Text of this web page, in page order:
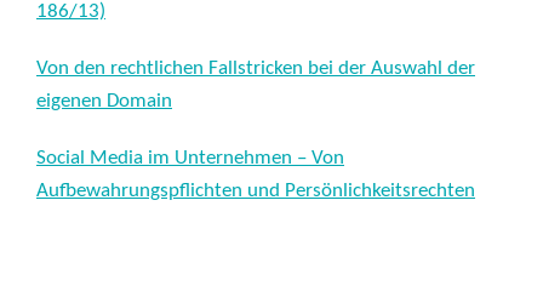
186/13)
Von den rechtlichen Fallstricken bei der Auswahl der
eigenen Domain
Social Media im Unternehmen – Von
Aufbewahrungspflichten und Persönlichkeitsrechten